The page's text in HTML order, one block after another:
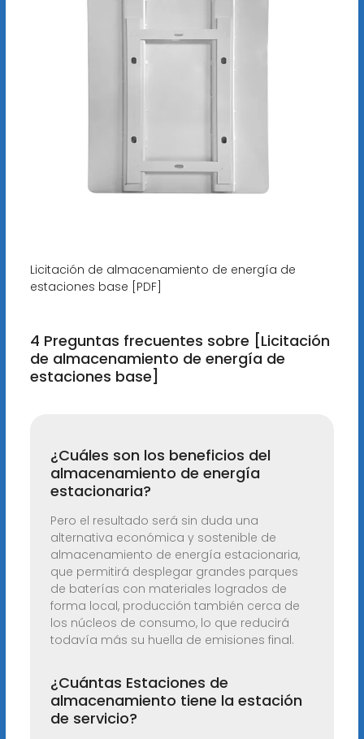
Licitación de almacenamiento de energía de
estaciones base [PDF]
4 Preguntas frecuentes sobre [Licitación
de almacenamiento de energía de
estaciones base]
¿Cuáles son los beneficios del
almacenamiento de energía
estacionaria?
Pero el resultado será sin duda una
alternativa económica y sostenible de
almacenamiento de energía estacionaria,
que permitirá desplegar grandes parques
de baterías con materiales logrados de
forma local, producción también cerca de
los núcleos de consumo, lo que reducirá
todavía más su huella de emisiones final.
¿Cuántas Estaciones de
almacenamiento tiene la estación
de servicio?